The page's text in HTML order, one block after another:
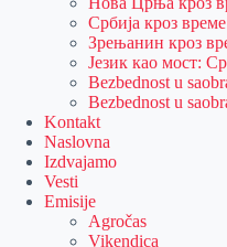
Србија кроз време
Зрењанин кроз
Језик као мост:
Bezbednost u
Bezbednost u
Kontakt
Naslovna
Izdvajamo
Vesti
Emisije
Agročas
Vikendica